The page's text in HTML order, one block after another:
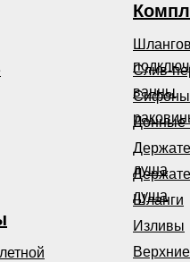
Слив-
ванны
Сифоны
Донные
душа
душа
Шланги
Изливы